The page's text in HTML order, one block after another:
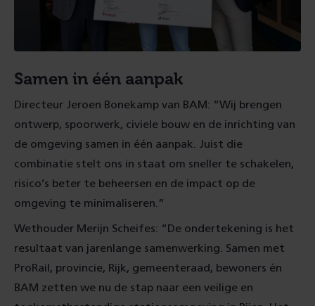
Samen in één aanpak
Directeur Jeroen Bonekamp van BAM: “Wij brengen
ontwerp, spoorwerk, civiele bouw en de inrichting van
de omgeving samen in één aanpak. Juist die
combinatie stelt ons in staat om sneller te schakelen,
risico’s beter te beheersen en de impact op de
omgeving te minimaliseren.”
Wethouder Merijn Scheifes: “De ondertekening is het
resultaat van jarenlange samenwerking. Samen met
ProRail, provincie, Rijk, gemeenteraad, bewoners én
BAM zetten we nu de stap naar een veilige en